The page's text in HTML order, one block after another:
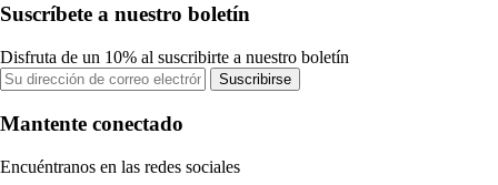
Suscríbete a nuestro boletín
Disfruta de un 10% al suscribirte a nuestro boletín
Suscribirse
Mantente conectado
Encuéntranos en las redes sociales